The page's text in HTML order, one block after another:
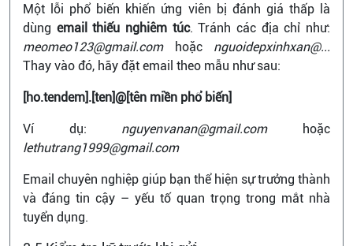
Một lỗi phổ biến khiến ứng viên bị đánh giá thấp là
dùng email thiếu nghiêm túc. Tránh các địa chỉ như:
meomeo123@gmail.comhoặc nguoidepxinhxan@...
Thay vào đó, hãy đặt email theo mẫu như sau:
[ho.tendem].[ten]@[tên miền phổ biến]
Ví dụ: nguyenvanan@gmail.comhoặc
lethutrang1999@gmail.com
Email chuyên nghiệp giúp bạn thể hiện sự trưởng thành
và đáng tin cậy – yếu tố quan trọng trong mắt nhà
tuyển dụng.